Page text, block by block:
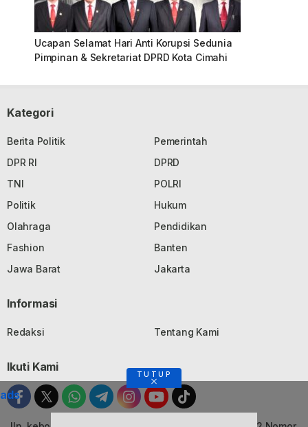
Ucapan Selamat Hari Anti Korupsi Sedunia
Pimpinan & Sekretariat DPRD Kota Cimahi
Kategori
Berita Politik
Pemerintah
DPR RI
DPRD
TNI
POLRI
Politik
Hukum
Olahraga
Pendidikan
Fashion
Banten
Jawa Barat
Jakarta
Informasi
Redaksi Tentang Kami
Ikuti Kami
TUTUP
ads